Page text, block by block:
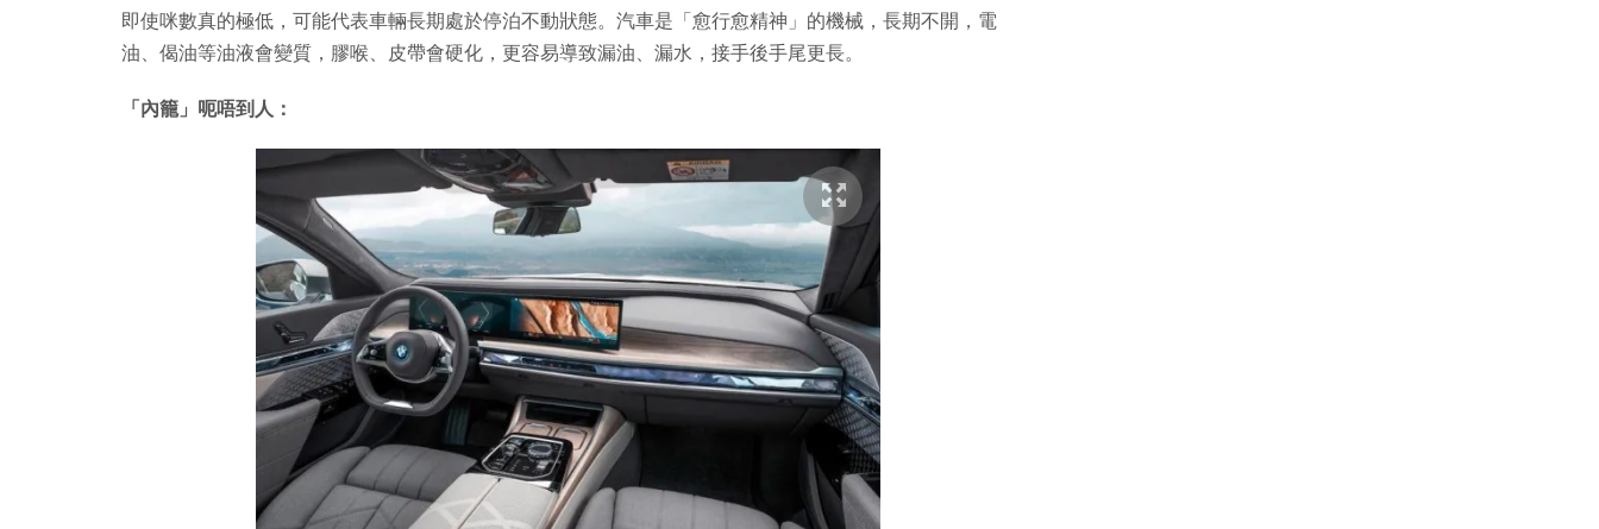
即使咪數真的極低，可能代表車輛長期處於停泊不動狀態。汽車是「愈行愈精神」的機械，長期不開，電
油、偈油等油液會變質，膠喉、皮帶會硬化，更容易導致漏油、漏水，接手後手尾更長。
「內籠」呃唔到人：